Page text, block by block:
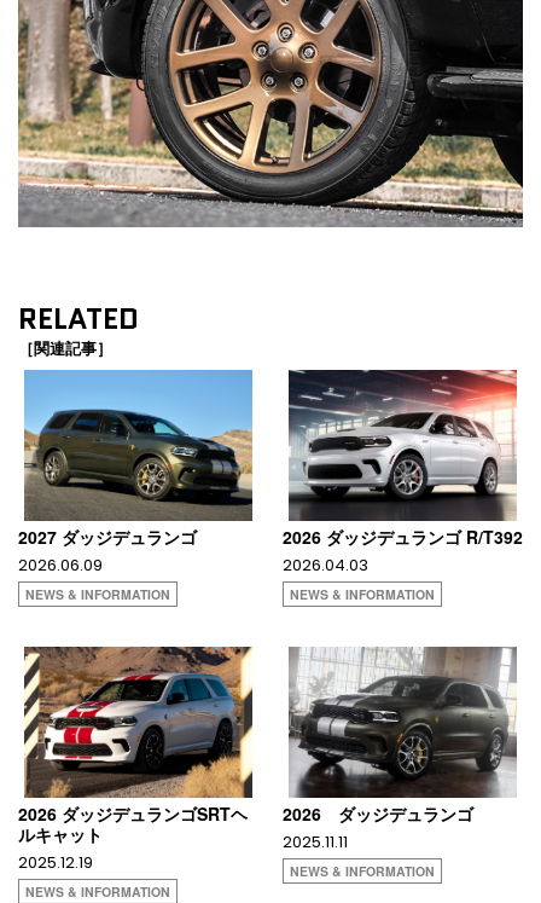
RELATED
［関連記事］
2027 ダッジデュランゴ
2026.06.09
NEWS & INFORMATION
2026 ダッジデュランゴ R/T392
2026.04.03
NEWS & INFORMATION
2026 ダッジデュランゴSRTヘ
ルキャット
2025.12.19
NEWS & INFORMATION
2026 ダッジデュランゴ
2025.11.11
NEWS & INFORMATION